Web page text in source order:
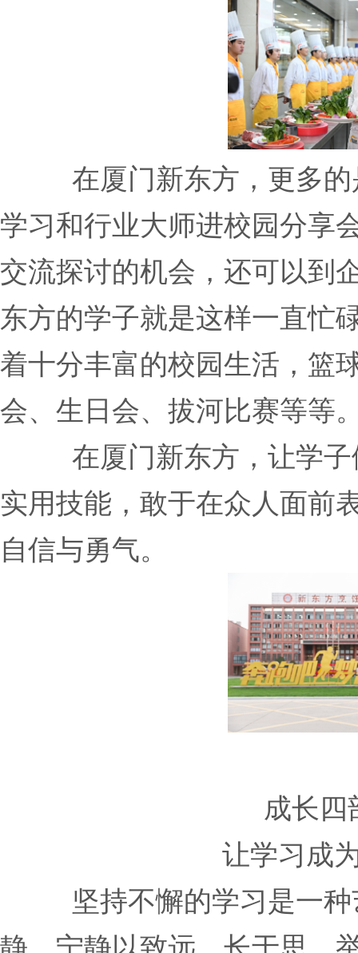
在厦门新东方，更多
学习和行业大师进校园分享
交流探讨的机会，还可以到
东方的学子就是这样一直忙
着十分丰富的校园生活，篮
会、生日会、拔河比赛等等
在厦门新东方，让学
实用技能，敢于在众人面前
自信与勇气。
成长四
让学习成
坚持不懈的学习是一